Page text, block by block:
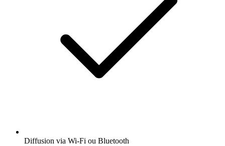
Diffusion via Wi-Fi ou Bluetooth